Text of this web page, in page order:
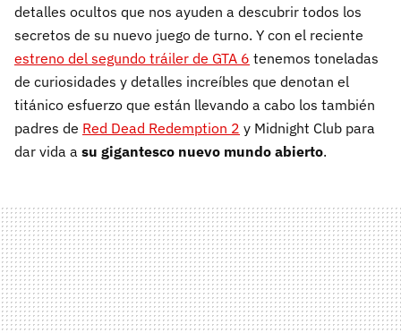
detalles ocultos que nos ayuden a descubrir todos los
secretos de su nuevo juego de turno. Y con el reciente
estreno del segundo tráiler de GTA 6 tenemos toneladas
de curiosidades y detalles increíbles que denotan el
titánico esfuerzo que están llevando a cabo los también
padres de Red Dead Redemption 2 y Midnight Club para
dar vida a su gigantesco nuevo mundo abierto.